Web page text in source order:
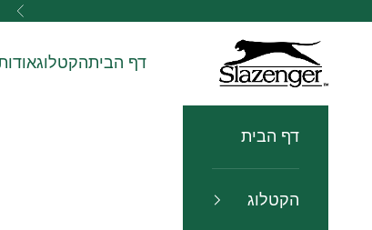
slazenger watches שעוני שלזינגר
דף הביתהקטלוג
דף הבית
הקטלוג